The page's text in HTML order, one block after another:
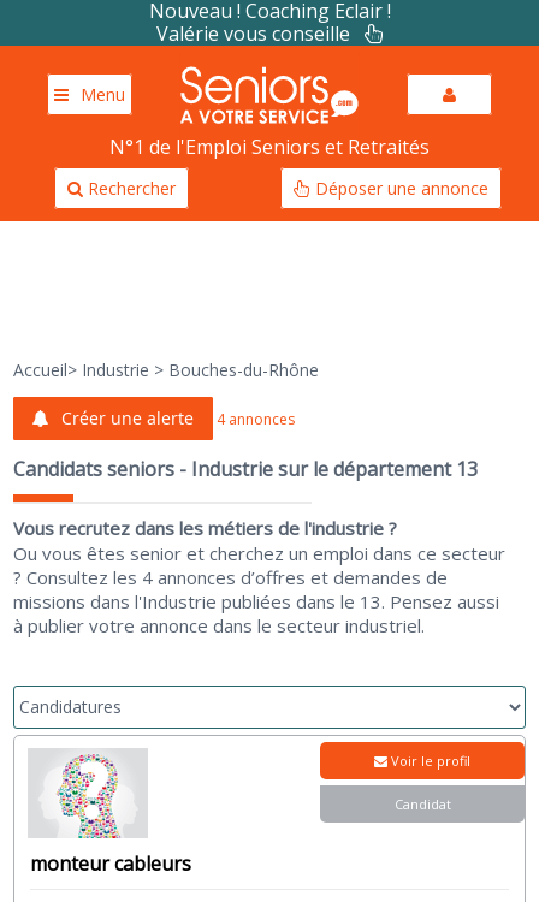
Nouveau ! Coaching Eclair !
Valérie vous conseille
Menu
N°1 de l'Emploi Seniors et Retraités
Rechercher Déposer une annonce
Accueil> Industrie > Bouches-du-Rhône
Créer une alerte 4 annonces
Candidats seniors - Industrie sur le département 13
Vous recrutez dans les métiers de l'industrie ?
Ou vous êtes senior et cherchez un emploi dans ce secteur
? Consultez les 4 annonces d’offres et demandes de
missions dans l'Industrie publiées dans le 13. Pensez aussi
à publier votre annonce dans le secteur industriel.
monteur cableurs
Voir le profil
Candidat